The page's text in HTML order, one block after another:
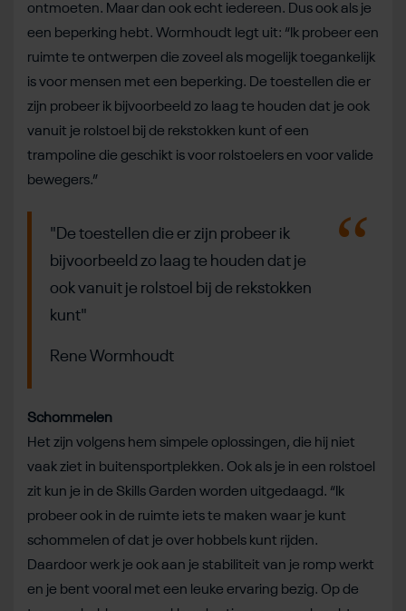
ontmoeten. Maar dan ook echt iedereen. Dus ook als je
een beperking hebt. Wormhoudt legt uit: “Ik probeer een
ruimte te ontwerpen die zoveel als mogelijk toegankelijk
is voor mensen met een beperking. De toestellen die er
zijn probeer ik bijvoorbeeld zo laag te houden dat je ook
vanuit je rolstoel bij de rekstokken kunt of een
trampoline die geschikt is voor rolstoelers en voor valide
bewegers.”
"De toestellen die er zijn probeer ik
bijvoorbeeld zo laag te houden dat je
ook vanuit je rolstoel bij de rekstokken
kunt"
Rene Wormhoudt
Schommelen
Het zijn volgens hem simpele oplossingen, die hij niet
vaak ziet in buitensportplekken. Ook als je in een rolstoel
zit kun je in de Skills Garden worden uitgedaagd. “Ik
probeer ook in de ruimte iets te maken waar je kunt
schommelen of dat je over hobbels kunt rijden.
Daardoor werk je ook aan je stabiliteit van je romp werkt
en je bent vooral met een leuke ervaring bezig. Op de